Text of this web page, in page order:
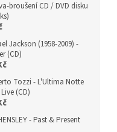
broušení CD / DVD disku
Jackson (1958-2009) -
(CD)
Tozzi - L'Ultima Notte
(CD)
- Past & Present